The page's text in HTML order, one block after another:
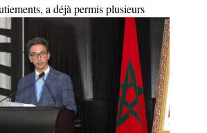
a déjà permis plusieurs